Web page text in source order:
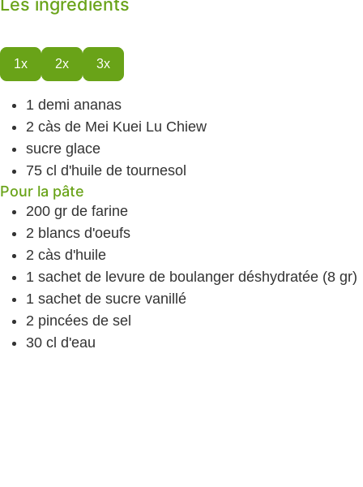
1x 2x 3x
1 demi ananas
2 càs de Mei Kuei Lu Chiew
sucre glace
75 cl d'huile de tournesol
Pour la pâte
200 gr de farine
2 blancs d'oeufs
2 càs d'huile
1 sachet de levure de boulanger déshydratée (8 gr)
1 sachet de sucre vanillé
2 pincées de sel
30 cl d'eau